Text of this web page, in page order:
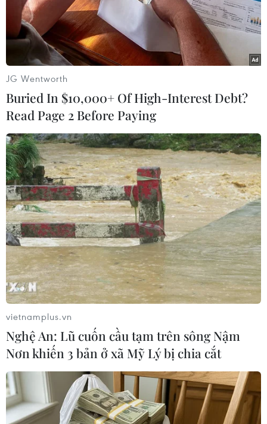
trường xây dựng, đốt phá các thiết bị xây dựng
cũng như xe bồn chở nhiên liệu trước khi bắt
cóc con tin.
Mali đối mặt với cuộc tấn công thánh chiến kể
từ năm 2012, ban đầu bùng phát tại miền Bắc
Mali, sau đó lan ra miền Trung nước này cùng
các nước láng giềng Burkina Faso và Niger.
Xung đột khiến hàng nghìn người thiệt mạng,
hàng trăm nghìn người phải rời nhà đi lánh
nạn và tàn phá kinh tế của một trong những
nước nghèo nhất thế giới.
Các vụ bắt cóc người Mali và người nước ngoài
cũng thường xuyên xảy ra tại nước này./.
(TTXVN/Vietnam+)
JG Wentworth
Buried In $10,000+ Of High-Interest Debt?
Read Page 2 Before Paying
vietnamplus.vn
Nghệ An: Lũ cuốn cầu tạm trên sông Nậm
Nơn khiến 3 bản ở xã Mỹ Lý bị chia cắt